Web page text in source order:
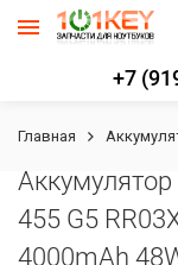
+7
Главная
Аккумулятор
455 G5
4000mAh